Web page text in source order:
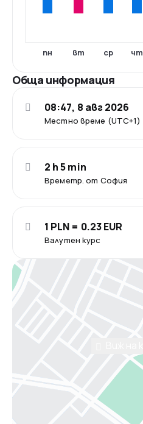
пн вт ср чт
Обща информация
Местно време (UTC+1)
08:47, 8 авг 2026
Времетр. от София
2 h 5 min
Валутен курс
1 PLN = 0.23 EUR